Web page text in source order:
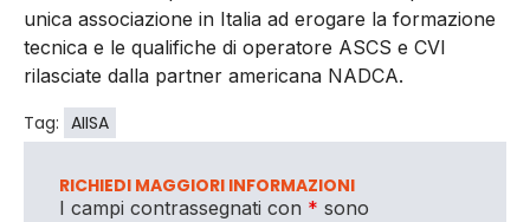
unica associazione in Italia ad erogare la formazione
tecnica e le qualifiche di operatore ASCS e CVI
rilasciate dalla partner americana NADCA.
Tag: AIISA
RICHIEDI MAGGIORI INFORMAZIONI
I campi contrassegnati con * sono